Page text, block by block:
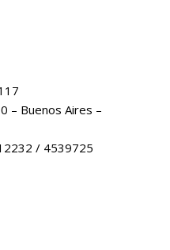
– Buenos Aires –
/ 4539725